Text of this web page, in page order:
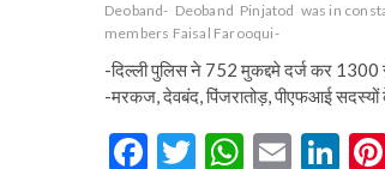
Deoband- Deoband Pinjatod was in
members Faisal Farooqui-
-दिल्ली पुलिस ने 752 मुकद्दमे दर्ज कर 1300 से
-मरकज, देवबंद, पिंजरातोड़, पीएफआई
F
T
W E
Li